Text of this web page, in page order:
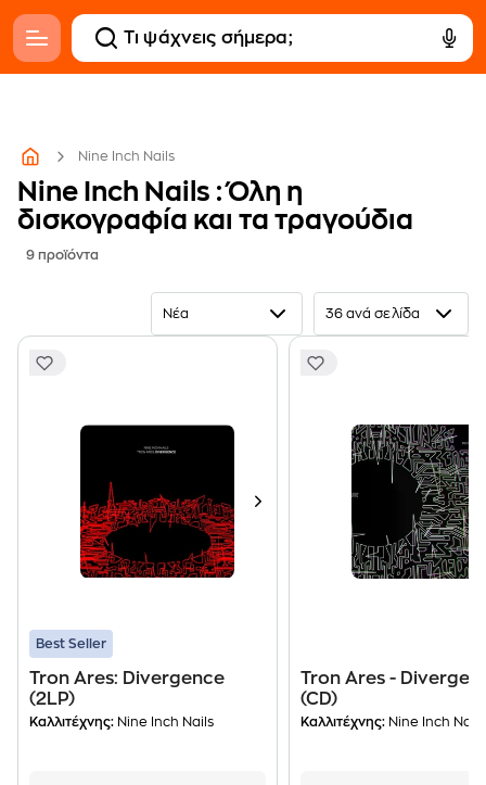
Nine Inch Nails
Nine Inch Nails : Όλη η
δισκογραφία και τα τραγούδια
9 προϊόντα
Νέα 36 ανά σελίδα
Best Seller
Tron Ares: Divergence
(2LP)
Καλλιτέχνης: Nine Inch Nails
Tron Ares -
(CD)
Καλλιτέχνης: Nine Inch Nails